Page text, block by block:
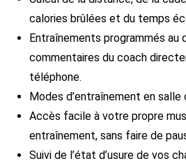
calories brûlées et du temps
Entraînements programmés au
commentaires du coach
téléphone.
Modes d’entraînement en salle
Accès facile à votre propre
entraînement, sans faire de
Suivi de l’état d’usure de vos